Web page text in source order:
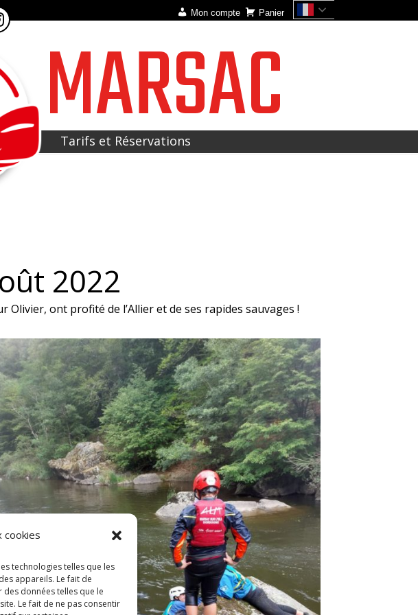
cookies
technologies telles que les
appareils. Le fait de
données telles que le
Le fait de ne pas consentir
Mon compte Panier
MARSAC
Tarifs et Réservations
2022
ont profité de l’Allier et de ses rapides sauvages !